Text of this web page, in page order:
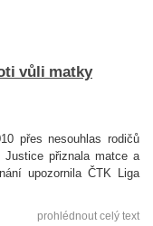
vůli matky
přes nesouhlas rodičů
Justice přiznala matce a
upozornila ČTK Liga
prohlédnout celý text